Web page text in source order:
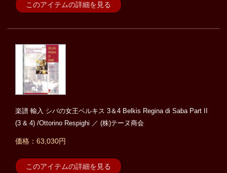
このアイテムの詳細を見る
楽譜 輸入 シバの女王ベルキス 3＆4 Belkis Regina di Saba Part II
(3 & 4) /Ottorino Respighi ／ (株)テーヌ商会
価格：63,030円
このアイテムの詳細を見る